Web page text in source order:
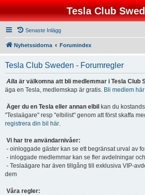
Tesla Club
Senaste Inlägg
Nyhetssidorna Forumindex
Tesla Club Sweden - Forumregler
Alla är välkomna att bli medlemmar i Tesla Club
äga en Tesla, medlemskap är gratis. Bli medlem här
Äger du en Tesla eller annan elbil kan du
"Teslaägare" resp "elbilist" genom att först skaffa
registrera din bil här.
Vi har tre användarnivåer:
- oinloggade gäster kan se ett begränsat urval av
- inloggade medlemmar kan se fler avdelningar
- Teslaägare har även tillgång till exklusiva VIP-
dem
Våra regler: